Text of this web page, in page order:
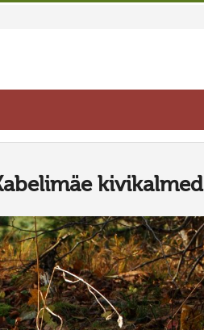
kivikalmed